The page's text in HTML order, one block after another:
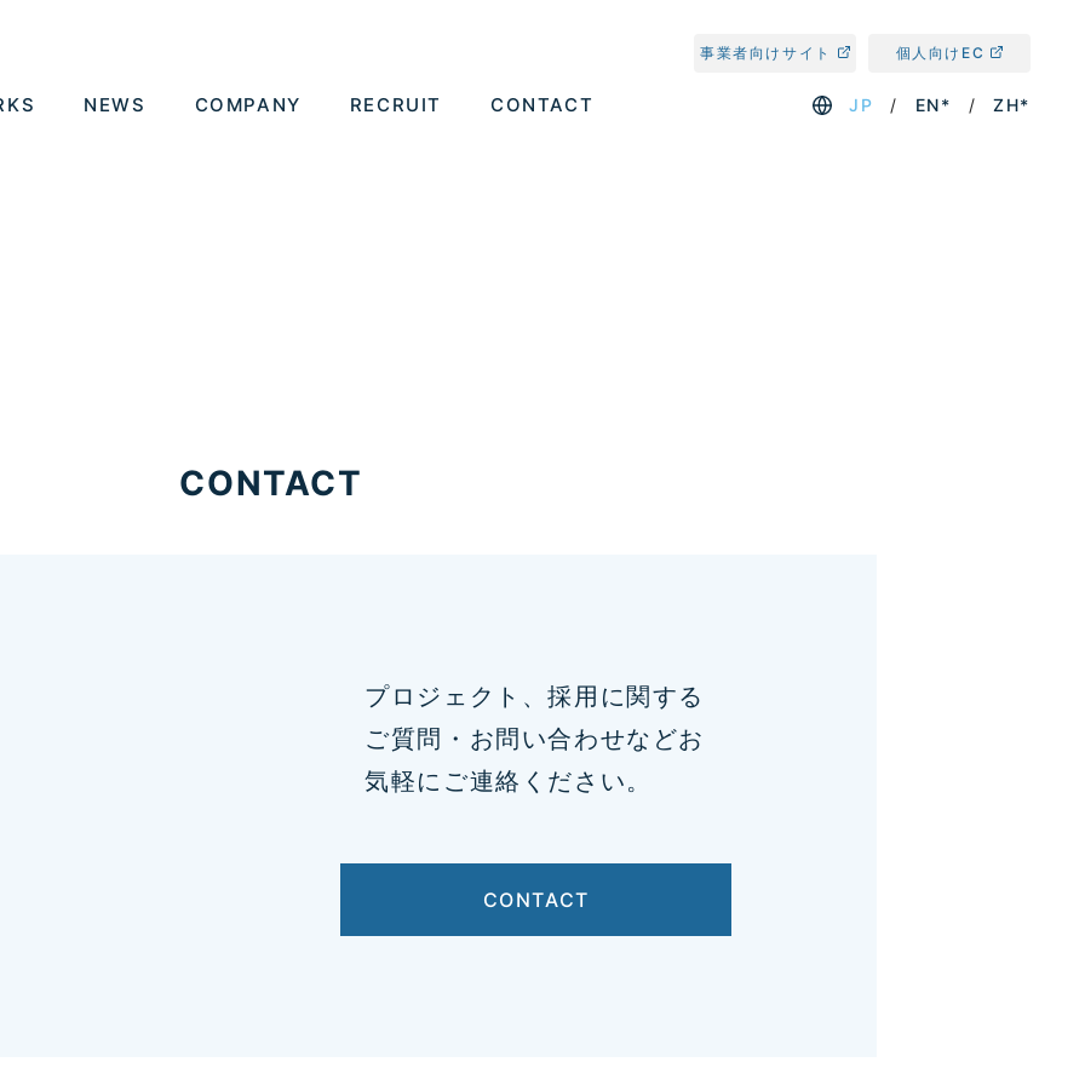
NEWS COMPANY RECRUIT CONTACT
事業者向けサイト 個人向けEC
JP EN* ZH*
CONTACT
プロジェクト、採用に関する
ご質問・お問い合わせなどお
気軽にご連絡ください。
CONTACT